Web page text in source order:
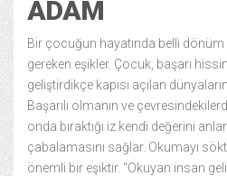
ADAM
Bir çocuğun hayatında belli dönüm
gereken eşikler. Çocuk, başarı
geliştirdikçe kapısı açılan
Başarılı olmanın ve
onda bıraktığı iz kendi değerini
çabalamasını sağlar. Okumayı
önemli bir eşiktir. “Okuyan insan